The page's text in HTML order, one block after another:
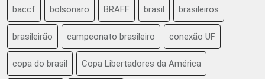
baccf bolsonaro BRAFF brasil brasileiros
brasileirão campeonato brasileiro conexão UF
copa do brasil Copa Libertadores da América